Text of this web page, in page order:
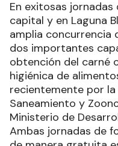
En exitosas
capital y en Laguna
amplia concurrencia
dos importantes
obtención del carné
higiénica de
recientemente por
Saneamiento y
Ministerio de
Ambas jornadas de